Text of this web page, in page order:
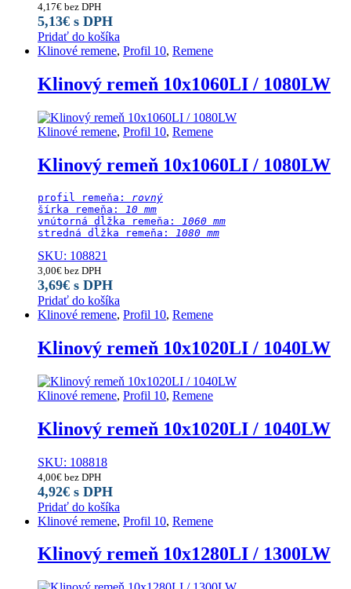
4,17€ bez DPH
5,13€ s DPH
Pridať do košíka
Klinové remene, Profil 10, Remene
Klinový remeň 10x1060LI / 1080LW
Klinové remene, Profil 10, Remene
Klinový remeň 10x1060LI / 1080LW
profil remeňa: rovný
šírka remeňa:
10 mm
vnútorná dĺžka remeňa:
1060 mm
stredná dĺžka remeňa:
1080 mm
SKU: 108821
3,00€ bez DPH
3,69€ s DPH
Pridať do košíka
Klinové remene, Profil 10, Remene
Klinový remeň 10x1020LI / 1040LW
Klinové remene, Profil 10, Remene
Klinový remeň 10x1020LI / 1040LW
SKU: 108818
4,00€ bez DPH
4,92€ s DPH
Pridať do košíka
Klinové remene, Profil 10, Remene
Klinový remeň 10x1280LI / 1300LW